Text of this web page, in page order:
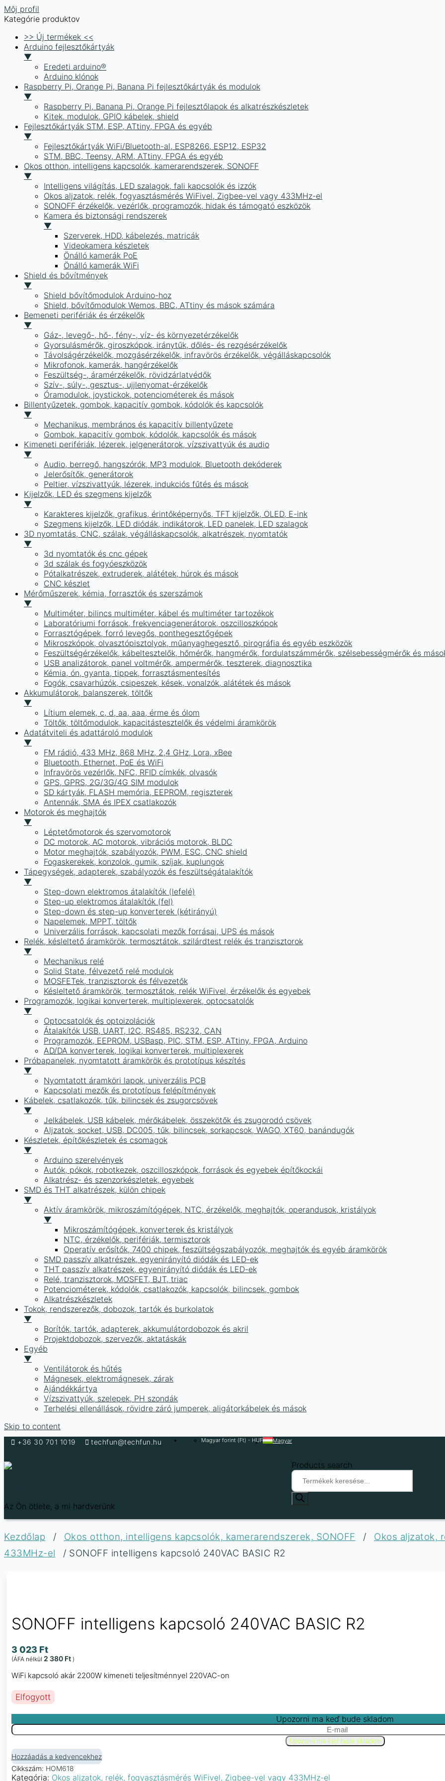
Môj profil
Kategórie produktov
>> Új termékek <<
Arduino fejlesztőkártyák
▼
Eredeti arduino®
Arduino klónok
Raspberry Pi, Orange Pi, Banana Pi fejlesztőkártyák és modulok
▼
Raspberry Pi, Banana Pi, Orange Pi fejlesztőlapok és alkatrészkészletek
Kitek, modulok, GPIO kábelek, shield
Fejlesztőkártyák STM, ESP, ATtiny, FPGA és egyéb
▼
Fejlesztőkártyák WiFi/Bluetooth-al, ESP8266, ESP12, ESP32
STM, BBC, Teensy, ARM, ATtiny, FPGA és egyéb
Okos otthon, intelligens kapcsolók, kamerarendszerek, SONOFF
▼
Intelligens világítás, LED szalagok, fali kapcsolók és izzók
Okos aljzatok, relék, fogyasztásmérés WiFivel, Zigbee-vel vagy 433MHz-el
SONOFF érzékelők, vezérlők, programozók, hidak és támogató eszközök
Kamera és biztonsági rendszerek
▼
Szerverek, HDD, kábelezés, matricák
Videokamera készletek
Önálló kamerák PoE
Önálló kamerák WiFi
Shield és bővítmények
▼
Shield bővítőmodulok Arduino-hoz
Shield, bővítőmodulok Wemos, BBC, ATtiny és mások számára
Bemeneti perifériák és érzékelők
▼
Gáz-, levegő-, hő-, fény-, víz- és környezetérzékelők
Gyorsulásmérők, giroszkópok, iránytűk, dőlés- és rezgésérzékelők
Távolságérzékelők, mozgásérzékelők, infravörös érzékelők, végálláskapcsolók
Mikrofonok, kamerák, hangérzékelők
Feszültség-, áramérzékelők, rövidzárlatvédők
Szív-, súly-, gesztus-, ujjlenyomat-érzékelők
Óramodulok, joystickok, potenciométerek és mások
Billentyűzetek, gombok, kapacitív gombok, kódolók és kapcsolók
▼
Mechanikus, membrános és kapacitív billentyűzete
Gombok, kapacitív gombok, kódolók, kapcsolók és mások
Kimeneti perifériák, lézerek, jelgenerátorok, vízszivattyúk és audio
▼
Audio, berregő, hangszórók, MP3 modulok, Bluetooth dekóderek
Jelerősítők, generátorok
Peltier, vízszivattyúk, lézerek, indukciós fűtés és mások
Kijelzők, LED és szegmens kijelzők
▼
Karakteres kijelzők, grafikus, érintőképernyős, TFT kijelzők, OLED, E-ink
Szegmens kijelzők, LED diódák, indikátorok, LED panelek, LED szalagok
3D nyomtatás, CNC, szálak, végálláskapcsolók, alkatrészek, nyomtatók
▼
3d nyomtatók és cnc gépek
3d szálak és fogyóeszközök
Pótalkatrészek, extruderek, alátétek, húrok és mások
CNC készlet
Mérőműszerek, kémia, forrasztók és szerszámok
▼
Multiméter, bilincs multiméter, kábel és multiméter tartozékok
Laboratóriumi források, frekvenciagenerátorok, oszcilloszkópok
Forrasztógépek, forró levegős, ponthegesztőgépek
Mikroszkópok, olvasztópisztolyok, műanyaghegesztő, pirográfia és egyéb eszközök
Feszültségérzékelők, kábeltesztelők, hőmérők, hangmérők, fordulatszámmérők, szélsebességmérők és
USB analizátorok, panel voltmérők, ampermérők, teszterek, diagnosztika
Kémia, ón, gyanta, tippek, forrasztásmentesítés
Fogók, csavarhúzók, csipeszek, kések, vonalzók, alátétek és mások
Akkumulátorok, balanszerek, töltők
▼
Lítium elemek, c, d, aa, aaa, érme és ólom
Töltők, töltőmodulok, kapacitástesztelők és védelmi áramkörök
Adatátviteli és adattároló modulok
▼
FM rádió, 433 MHz, 868 MHz, 2,4 GHz, Lora, xBee
Bluetooth, Ethernet, PoE és WiFi
Infravörös vezérlők, NFC, RFID címkék, olvasók
GPS, GPRS, 2G/3G/4G SIM modulok
SD kártyák, FLASH memória, EEPROM, regiszterek
Antennák, SMA és IPEX csatlakozók
Motorok és meghajtók
▼
Léptetőmotorok és szervomotorok
DC motorok, AC motorok, vibrációs motorok, BLDC
Motor meghajtók, szabályozók, PWM, ESC, CNC shield
Fogaskerekek, konzolok, gumik, szíjak, kuplungok
Tápegységek, adapterek, szabályozók és feszültségátalakítók
▼
Step-down elektromos átalakítók (lefelé)
Step-up elektromos átalakítók (fel)
Step-down és step-up konverterek (kétirányú)
Napelemek, MPPT, töltők
Univerzális források, kapcsolati mezők forrásai, UPS és mások
Relék, késleltető áramkörök, termosztátok, szilárdtest relék és tranzisztorok
▼
Mechanikus relé
Solid State, félvezető relé modulok
MOSFETek, tranzisztorok és félvezetők
Késleltető áramkörök, termosztátok, relék WiFivel, érzékelők és egyebek
Programozók, logikai konverterek, multiplexerek, optocsatolók
▼
Optocsatolók és optoizolációk
Átalakítók USB, UART, I2C, RS485, RS232, CAN
Programozók, EEPROM, USBasp, PIC, STM, ESP, ATtiny, FPGA, Arduino
AD/DA konverterek, logikai konverterek, multiplexerek
Próbapanelek, nyomtatott áramkörök és prototípus készítés
▼
Nyomtatott áramköri lapok, univerzális PCB
Kapcsolati mezők és prototípus felépítmények
Kábelek, csatlakozók, tűk, bilincsek és zsugorcsövek
▼
Jelkábelek, USB kábelek, mérőkábelek, összekötők és zsugorodó csövek
Aljzatok, socket, USB, DC005, tűk, bilincsek, sorkapcsok, WAGO, XT60, banándugók
Készletek, építőkészletek és csomagok
▼
Arduino szerelvények
Autók, pókok, robotkezek, oszcilloszkópok, források és egyebek építőkockái
Alkatrész- és szenzorkészletek, egyebek
SMD és THT alkatrészek, külön chipek
▼
Aktív áramkörök, mikroszámítógépek, NTC, érzékelők, meghajtók, operandusok, kristályok
▼
Mikroszámítógépek, konverterek és kristályok
NTC, érzékelők, perifériák, termisztorok
Operatív erősítők, 7400 chipek, feszültségszabályozók, meghajtók és egyéb áramkörök
SMD passzív alkatrészek, egyenirányító diódák és LED-ek
THT passzív alkatrészek, egyenirányító diódák és LED-ek
Relé, tranzisztorok, MOSFET, BJT, triac
Potenciométerek, kódolók, csatlakozók, kapcsolók, bilincsek, gombok
Alkatrészkészletek
Tokok, rendszerezők, dobozok, tartók és burkolatok
▼
Borítók, tartók, adapterek, akkumulátordobozok és akril
Projektdobozok, szervezők, aktatáskák
Egyéb
▼
Ventilátorok és hűtés
Mágnesek, elektromágnesek, zárak
Ajándékkártya
Vízszivattyúk, szelepek, PH szondák
Terhelési ellenállások, rövidre záró jumperek, aligátorkábelek és mások
Skip to content
+36 30 701 1019 techfun@techfun.hu Magyar forint (Ft) - HUF Magyar
Az Ön ötlete, a mi hardverünk
Products search
Kezdőlap / Okos otthon, intelligens kapcsolók, kamerarendszerek, SONOFF /
Okos aljzatok,
433MHz-el
/ SONOFF intelligens kapcsoló 240VAC BASIC R2
SONOFF intelligens kapcsoló 240VAC BASIC R2
3 023 Ft
(ÁFA nélkül 2 380 Ft )
WiFi kapcsoló akár 2200W kimeneti teljesítménnyel 220VAC-on
Elfogyott
Upozorni ma keď bude skladom
Hozzáadás a kedvencekhez
Cikkszám: HOM618
Kategória: Okos aljzatok, relék, fogyasztásmérés WiFivel, Zigbee-vel vagy 433MHz-el